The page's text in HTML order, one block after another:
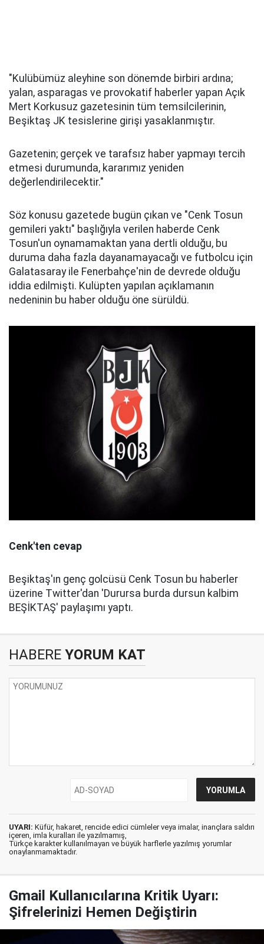
"Kulübümüz aleyhine son dönemde birbiri ardına;
yalan, asparagas ve provokatif haberler yapan Açık
Mert Korkusuz gazetesinin tüm temsilcilerinin,
Beşiktaş JK tesislerine girişi yasaklanmıştır.
Gazetenin; gerçek ve tarafsız haber yapmayı tercih
etmesi durumunda, kararımız yeniden
değerlendirilecektir."
Söz konusu gazetede bugün çıkan ve "Cenk Tosun
gemileri yaktı" başlığıyla verilen haberde Cenk
Tosun'un oynamamaktan yana dertli olduğu, bu
duruma daha fazla dayanamayacağı ve futbolcu için
Galatasaray ile Fenerbahçe'nin de devrede olduğu
iddia edilmişti. Kulüpten yapılan açıklamanın
nedeninin bu haber olduğu öne sürüldü.
Cenk'ten cevap
Beşiktaş'ın genç golcüsü Cenk Tosun bu haberler
üzerine Twitter'dan 'Durursa burda dursun kalbim
BEŞİKTAŞ' paylaşımı yaptı.
HABERE YORUM KAT
UYARI: Küfür, hakaret, rencide edici cümleler veya imalar, inançlara saldırı
içeren, imla kuralları ile yazılmamış,
Türkçe karakter kullanılmayan ve büyük harflerle yazılmış yorumlar
onaylanmamaktadır.
Gmail Kullanıcılarına Kritik Uyarı:
Şifrelerinizi Hemen Değiştirin